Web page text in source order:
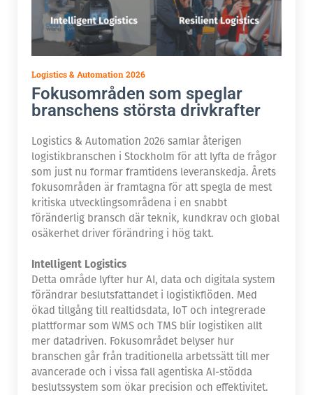
Logistics & Automation 2026
Fokusområden som speglar
branschens största drivkrafter
Logistics & Automation 2026 samlar återigen
logistikbranschen i Stockholm för att lyfta de frågor
som just nu formar framtidens leveranskedja. Årets
fokusområden är framtagna för att spegla de mest
kritiska utvecklingsområdena i en snabbt
föränderlig bransch där teknik, kundkrav och global
osäkerhet driver förändring i hög takt.
Intelligent Logistics
Detta område lyfter hur AI, data och digitala system
förändrar beslutsfattandet i logistikflöden. Med
ökad tillgång till realtidsdata, IoT och integrerade
plattformar som WMS och TMS blir logistiken allt
mer datadriven. Fokusområdet belyser hur
branschen går från traditionella arbetssätt till mer
avancerade och i vissa fall agentiska AI-stödda
beslutssystem som ökar precision och effektivitet.